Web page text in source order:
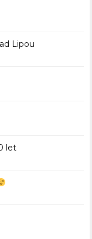
Lipou
let